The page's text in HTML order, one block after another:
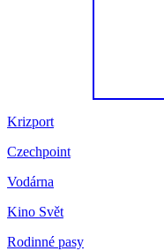
Krizport
Czechpoint
Vodárna
Kino Svět
Rodinné pasy